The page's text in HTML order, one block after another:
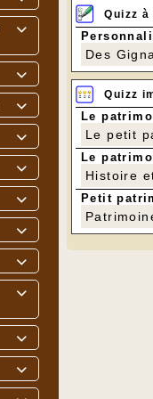











Cette
du moulin.
par Mme
Le projet
Pyrénées
engager
Quizz
Des
Quizz
Le
Le petit
Le
Histoire
Petit